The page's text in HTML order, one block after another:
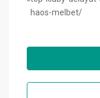
haos-melbet/